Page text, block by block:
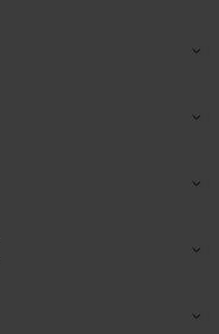




